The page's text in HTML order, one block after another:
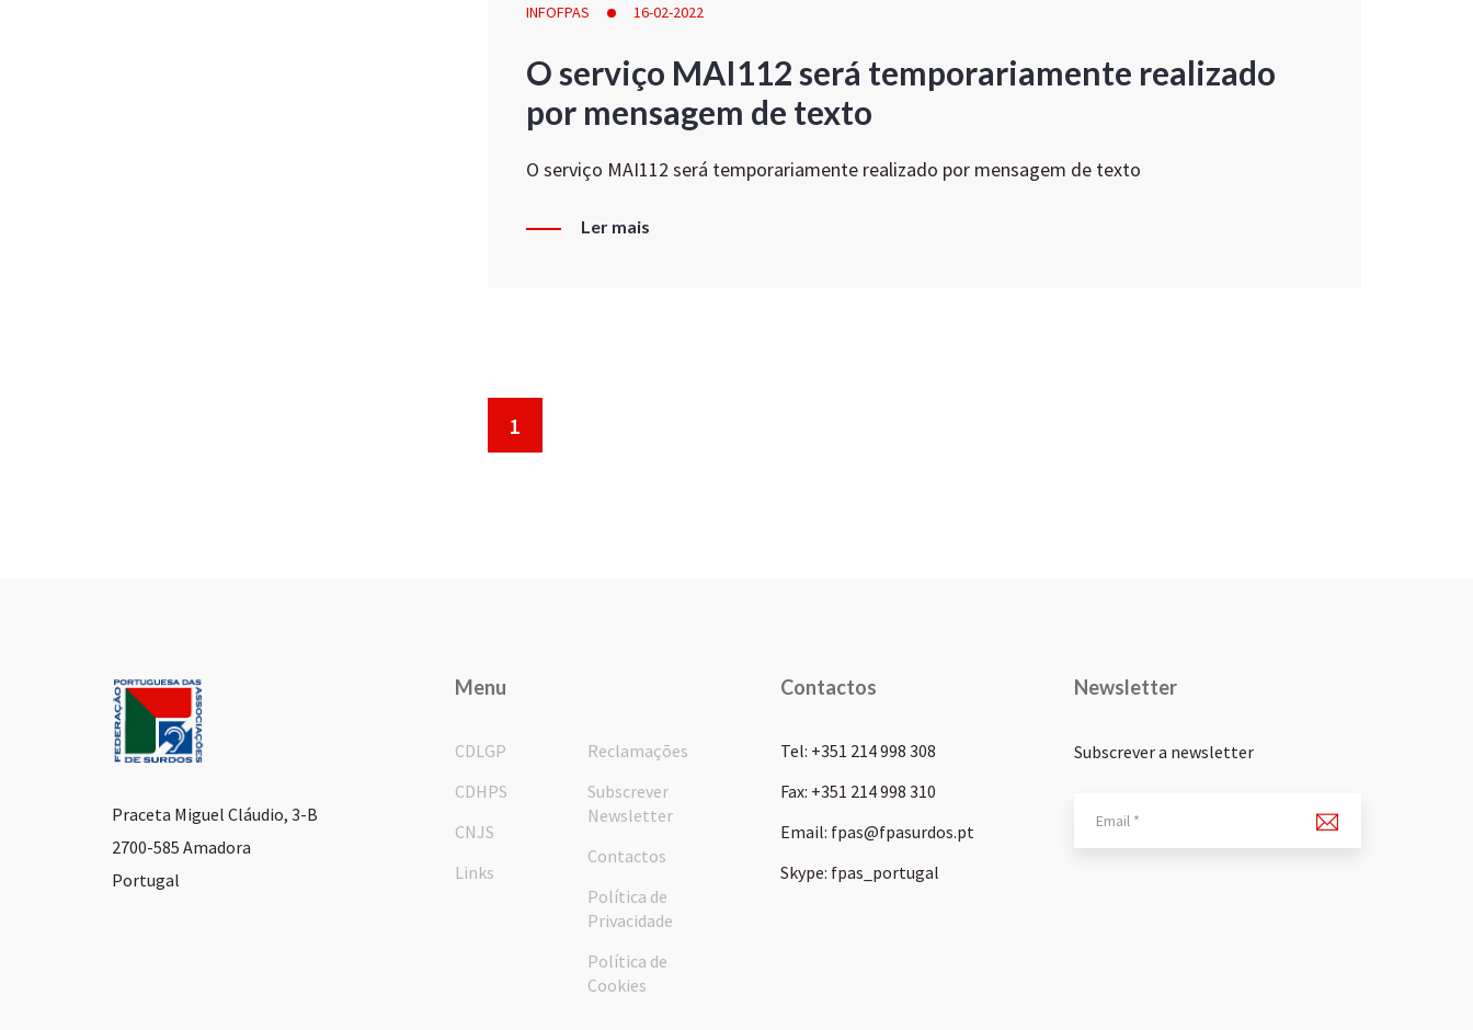
INFOFPAS 16-02-2022
O serviço MAI112 será temporariamente realizado
por mensagem de texto
O serviço MAI112 será temporariamente realizado por mensagem de texto
Ler mais
1
Praceta Miguel Cláudio, 3-B
2700-585 Amadora
Portugal
Menu
CDLGP
CDHPS
CNJS
Links
Reclamações
Subscrever
Newsletter
Contactos
Política de
Privacidade
Política de
Cookies
Contactos
Tel: +351 214 998 308
Fax: +351 214 998 310
Email: fpas@fpasurdos.pt
Skype: fpas_portugal
Newsletter
Subscrever a newsletter